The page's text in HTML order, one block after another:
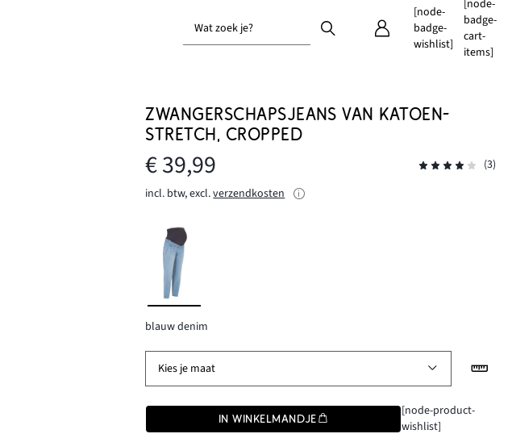
Wat zoek je?
[node-
badge-
wishlist]
[node-
badge-
cart-
items]
ZWANGERSCHAPSJEANS VAN KATOEN-
STRETCH, CROPPED
€ 39,99
(3)
incl. btw, excl.verzendkosten
blauw denim
Kies je maat
IN WINKELMANDJE
[node-product-
wishlist]